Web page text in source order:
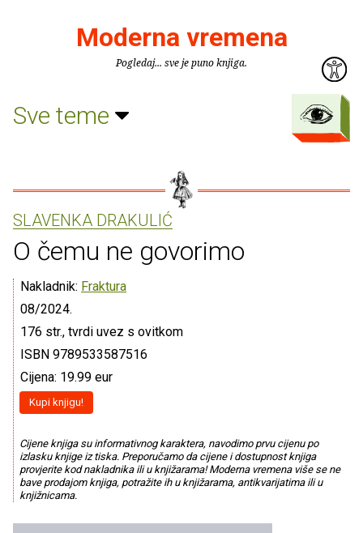
Moderna vremena
Pogledaj... sve je puno knjiga.
Sve teme
SLAVENKA DRAKULIĆ
O čemu ne govorimo
Nakladnik: Fraktura
08/2024.
176 str., tvrdi uvez s ovitkom
ISBN 9789533587516
Cijena: 19.99 eur
Kupi knjigu!
Cijene knjiga su informativnog karaktera, navodimo prvu cijenu po
izlasku knjige iz tiska. Preporučamo da cijene i dostupnost knjiga
provjerite kod nakladnika ili u knjižarama! Moderna vremena više se ne
bave prodajom knjiga, potražite ih u knjižarama, antikvarijatima ili u
knjižnicama.